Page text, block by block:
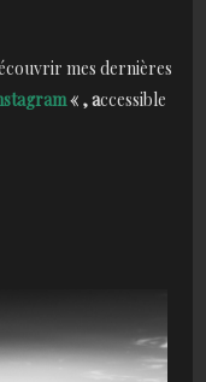
mes dernières
« , accessible